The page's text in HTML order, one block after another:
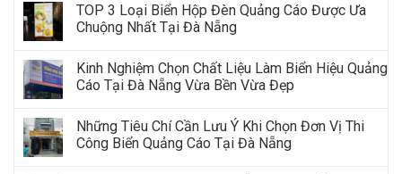
TOP 3 Loại Biển Hộp Đèn Quảng Cáo Được Ưa
Chuộng Nhất Tại Đà Nẵng
Kinh Nghiệm Chọn Chất Liệu Làm Biển Hiệu Quảng
Cáo Tại Đà Nẵng Vừa Bền Vừa Đẹp
Những Tiêu Chí Cần Lưu Ý Khi Chọn Đơn Vị Thi
Công Biển Quảng Cáo Tại Đà Nẵng